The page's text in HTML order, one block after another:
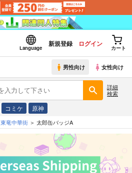
Language
新規登録 ログイン
カート
男性向け 女性向け
詳細
検索
コミケ 原神
東竜中華街 太郎缶バッジA